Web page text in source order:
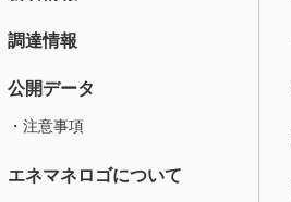
調達情報
公開データ
・注意事項
エネマネロゴについて